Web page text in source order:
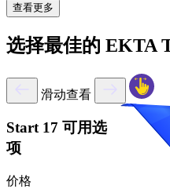
查看更多
选择最佳的 EKTA
滑动查看
Start 17 可用选
项
价格